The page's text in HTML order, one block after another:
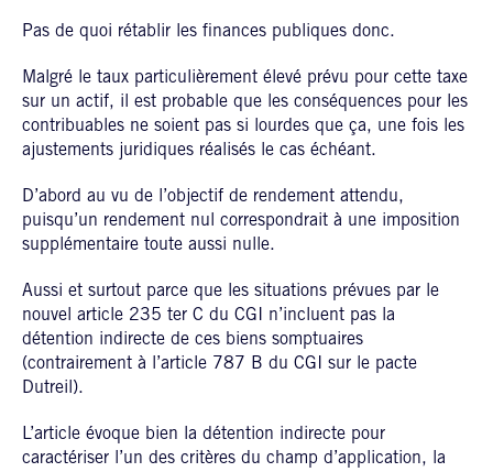
Pas de quoi rétablir les finances publiques donc.
Malgré le taux particulièrement élevé prévu pour cette taxe
sur un actif, il est probable que les conséquences pour les
contribuables ne soient pas si lourdes que ça, une fois les
ajustements juridiques réalisés le cas échéant.
D’abord au vu de l’objectif de rendement attendu,
puisqu’un rendement nul correspondrait à une imposition
supplémentaire toute aussi nulle.
Aussi et surtout parce que les situations prévues par le
nouvel article 235 ter C du CGI n’incluent pas la
détention indirecte de ces biens somptuaires
(contrairement à l’article 787 B du CGI sur le pacte
Dutreil).
L’article évoque bien la détention indirecte pour
caractériser l’un des critères du champ d’application, la